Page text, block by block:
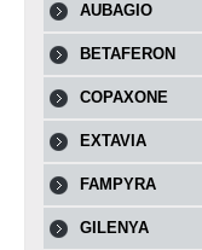
AUBAGIO
BETAFERON
COPAXONE
EXTAVIA
FAMPYRA
GILENYA